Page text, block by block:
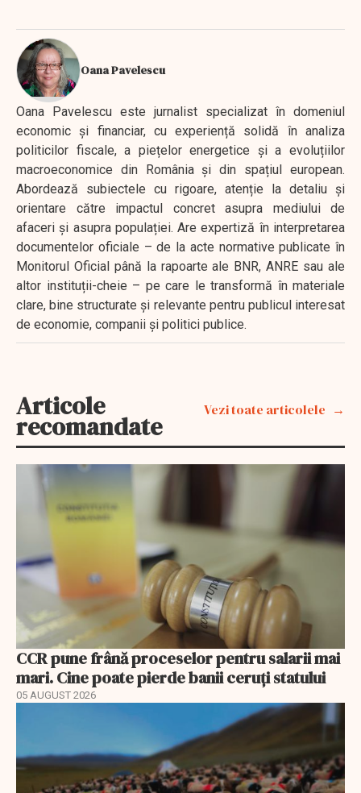
Oana Pavelescu
Oana Pavelescu este jurnalist specializat în domeniul
economic și financiar, cu experiență solidă în analiza
politicilor fiscale, a piețelor energetice și a evoluțiilor
macroeconomice din România și din spațiul european.
Abordează subiectele cu rigoare, atenție la detaliu și
orientare către impactul concret asupra mediului de
afaceri și asupra populației. Are expertiză în interpretarea
documentelor oficiale – de la acte normative publicate în
Monitorul Oficial până la rapoarte ale BNR, ANRE sau ale
altor instituții-cheie – pe care le transformă în materiale
clare, bine structurate și relevante pentru publicul interesat
de economie, companii și politici publice.
Articole
recomandate
Vezi toate articolele
CCR pune frână proceselor pentru salarii mai
mari. Cine poate pierde banii ceruți statului
05 AUGUST 2026